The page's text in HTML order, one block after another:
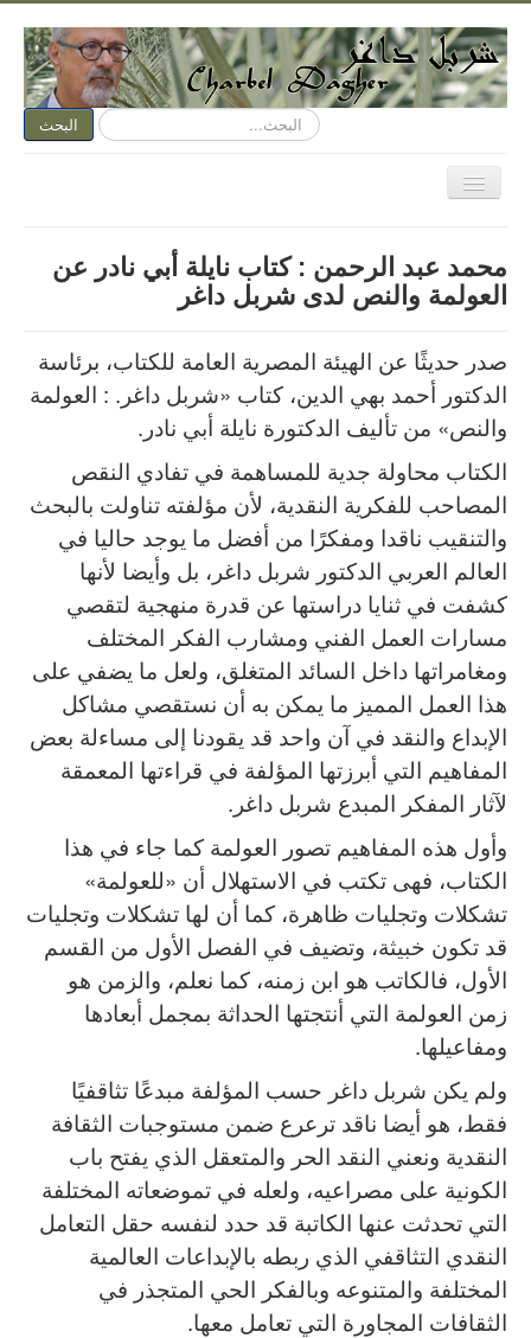
البحث... البحث
تبديل
المتصفح
الكتابة الآن
اسمي عنوان
نقد الفن
نقد الأدب
ديوان مفتوح
هواء وأهواء
سرد وسرد
كتب للتحميل
صُوَر
السيرة المهنية
كتب
محمد عبد الرحمن : كتاب نايلة أبي نادر عن
العولمة والنص لدى شربل داغر
صدر حديثًا عن الهيئة المصرية العامة للكتاب، برئاسة
الدكتور أحمد بهي الدين، كتاب «شربل داغر. : العولمة
والنص» من تأليف الدكتورة نايلة أبي نادر.
الكتاب محاولة جدية للمساهمة في تفادي النقص
المصاحب للفكرية النقدية، لأن مؤلفته تناولت بالبحث
والتنقيب ناقدا ومفكرًا من أفضل ما يوجد حاليا في
العالم العربي الدكتور شربل داغر، بل وأيضا لأنها
كشفت في ثنايا دراستها عن قدرة منهجية لتقصي
مسارات العمل الفني ومشارب الفكر المختلف
ومغامراتها داخل السائد المتغلق، ولعل ما يضفي على
هذا العمل المميز ما يمكن به أن نستقصي مشاكل
الإبداع والنقد في آن واحد قد يقودنا إلى مساءلة بعض
المفاهيم التي أبرزتها المؤلفة في قراءتها المعمقة
لآثار المفكر المبدع شربل داغر.
وأول هذه المفاهيم تصور العولمة كما جاء في هذا
الكتاب، فهى تكتب في الاستهلال أن «للعولمة»
تشكلات وتجليات ظاهرة، كما أن لها تشكلات وتجليات
قد تكون خبيثة، وتضيف في الفصل الأول من القسم
الأول، فالكاتب هو ابن زمنه، كما نعلم، والزمن هو
زمن العولمة التي أنتجتها الحداثة بمجمل أبعادها
ومفاعيلها.
ولم يكن شربل داغر حسب المؤلفة مبدعًا تثاقفيًا
فقط، هو أيضا ناقد ترعرع ضمن مستوجبات الثقافة
النقدية ونعني النقد الحر والمتعقل الذي يفتح باب
الكونية على مصراعيه، ولعله في تموضعاته المختلفة
التي تحدثت عنها الكاتبة قد حدد لنفسه حقل التعامل
النقدي التثاقفي الذي ربطه بالإبداعات العالمية
المختلفة والمتنوعه وبالفكر الحي المتجذر في
الثقافات المجاورة التي تعامل معها.